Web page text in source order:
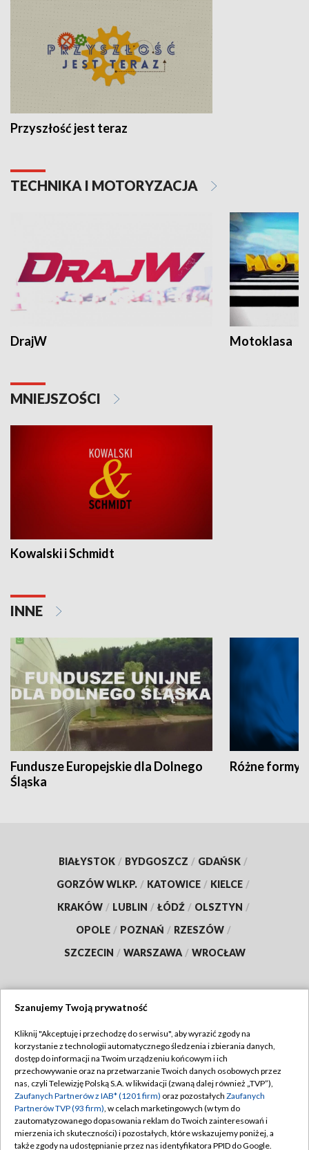
Przyszłość jest teraz
TECHNIKA I MOTORYZACJA
DrajW Motoklasa
MNIEJSZOŚCI
Kowalski i Schmidt
INNE
Fundusze Europejskie dla Dolnego
Śląska
Różne formy
BIAŁYSTOK / BYDGOSZCZ / GDAŃSK /
GORZÓW WLKP. / KATOWICE / KIELCE /
KRAKÓW / LUBLIN / ŁÓDŹ / OLSZTYN /
OPOLE / POZNAŃ / RZESZÓW /
SZCZECIN / WARSZAWA / WROCŁAW
TVP
Abonament TVP
Emisja w TVP
Centrum informacji TVP
Naziemna Telewizja Cyfrowa
Regulamin TVP
Polityka prywatności
Moje zgody
Pomoc
Szanujemy Twoją prywatność
Kliknij "Akceptuję i przechodzę do serwisu", aby wyrazić zgody na
korzystanie z technologii automatycznego śledzenia i zbierania danych,
dostęp do informacji na Twoim urządzeniu końcowym i ich
przechowywanie oraz na przetwarzanie Twoich danych osobowych przez
nas, czyli Telewizję Polską S.A. w likwidacji (zwaną dalej również „TVP”),
Zaufanych Partnerów z IAB* (1201 firm) oraz pozostałych Zaufanych
Partnerów TVP (93 firm), w celach marketingowych (w tym do
zautomatyzowanego dopasowania reklam do Twoich zainteresowań i
mierzenia ich skuteczności) i pozostałych, które wskazujemy poniżej, a
także zgody na udostępnianie przez nas identyfikatora PPID do Google.